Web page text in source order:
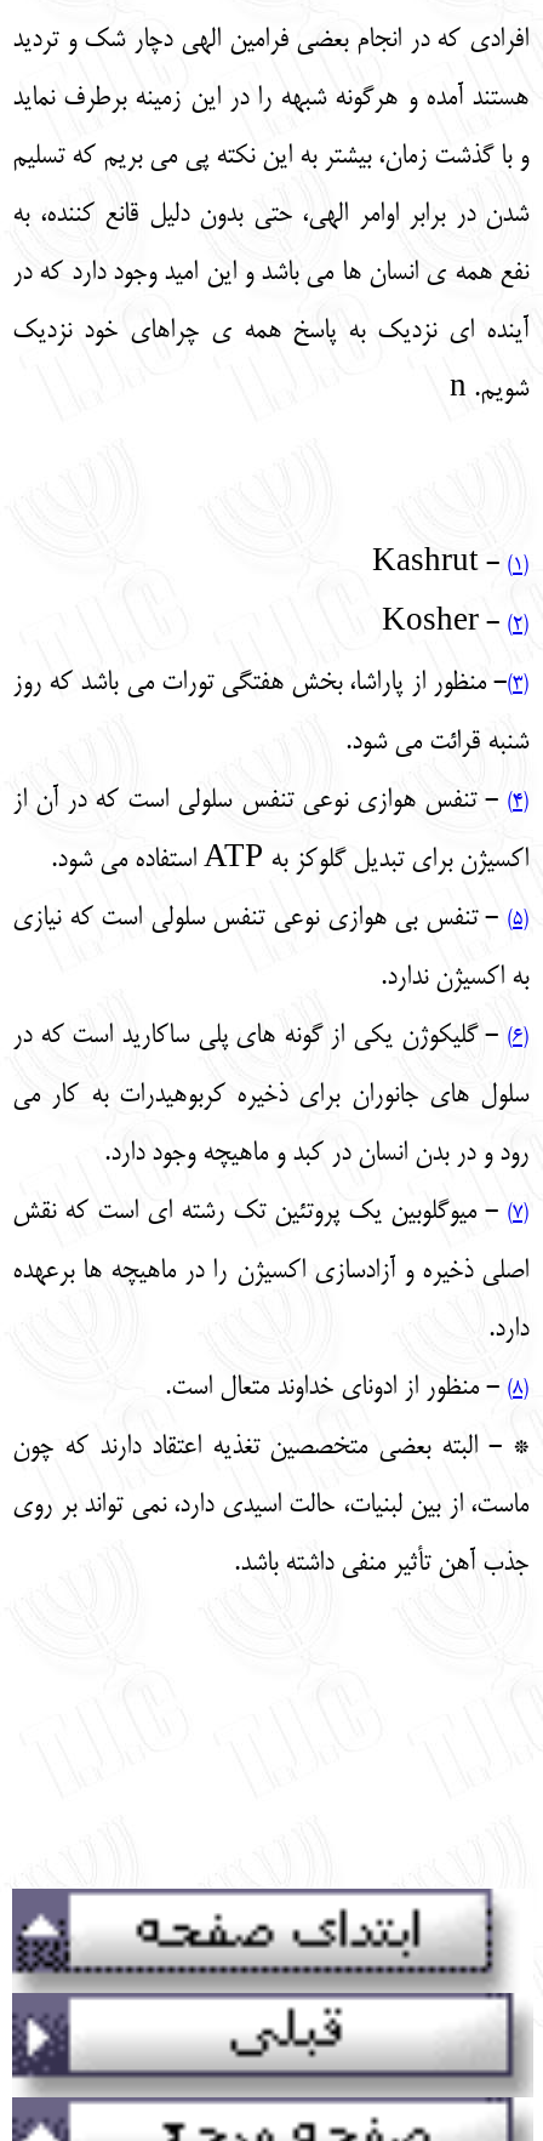
افرادی که در انجام بعضی فرامین الهی دچار شک و تردید
هستند آمده و هرگونه شبهه را در این زمینه برطرف نماید
و با گذشت زمان، بیشتر به این نکته پی می‌ بریم که تسلیم
شدن در برابر اوامر الهی، حتی بدون دلیل قانع کننده، به
نفع همه‌ ی انسان‌ ها می‌ باشد و این امید وجود دارد که در
آینده‌ ای نزدیک به پاسخ همه‌ ی چراهای خود نزدیک
شویم. n
(1)
- Kashrut
(2)
- Kosher
(3)
- منظور از پاراشا، بخش هفتگی تورات می‌ باشد که روز
شنبه قرائت می‌ شود.
(4)
- تنفس هوازی نوعی تنفس سلولی است که در آن از
اکسیژن برای تبدیل گلوکز به ATP استفاده می‌ شود.
(5)
- تنفس بی‌ هوازی نوعی تنفس سلولی است که نیازی
به اکسیژن ندارد.
(6)
- گلیکوژن یکی از گونه‌ های پلی ساکارید است که در
سلول‌ های جانوران برای ذخیره کربوهیدرات به کار می‌
رود و در بدن انسان در کبد و ماهیچه وجود دارد.
(7)
- میوگلوبین یک پروتئین تک رشته‌ ای است که نقش
اصلی ذخیره و آزادسازی اکسیژن را در ماهیچه‌ ها برعهده
دارد.
(8)
- منظور از ادونای خداوند متعال است.
* - البته بعضی متخصصین تغذیه اعتقاد دارند که چون
ماست، از بین لبنیات، حالت اسیدی دارد، نمی‌ تواند بر روی
جذب آهن تأثیر منفی داشته باشد.